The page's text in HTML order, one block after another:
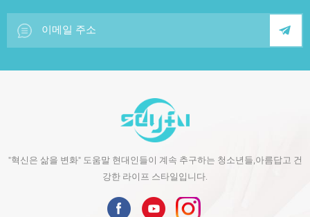
"혁신은 삶을 변화" 도움말 현대인들이 계속 추구하는 청소년들,아름답고 건
강한 라이프 스타일입니다.